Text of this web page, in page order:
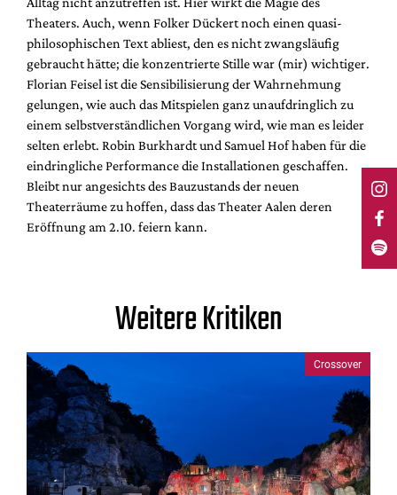
Theaters. Auch, wenn Folker Dückert noch einen quasi-
philosophischen Text abliest, den es nicht zwangsläufig
gebraucht hätte; die konzentrierte Stille war (mir) wichtiger.
Florian Feisel ist die Sensibilisierung der Wahrnehmung
gelungen, wie auch das Mitspielen ganz unaufdringlich zu
einem selbstverständlichen Vorgang wird, wie man es leider
selten erlebt. Robin Burkhardt und Samuel Hof haben für die
eindringliche Performance die Installationen geschaffen.
Bleibt nur angesichts des Bauzustands der neuen
Theaterräume zu hoffen, dass das Theater Aalen deren
Eröffnung am 2.10. feiern kann.
Weitere Kritiken
Crossover